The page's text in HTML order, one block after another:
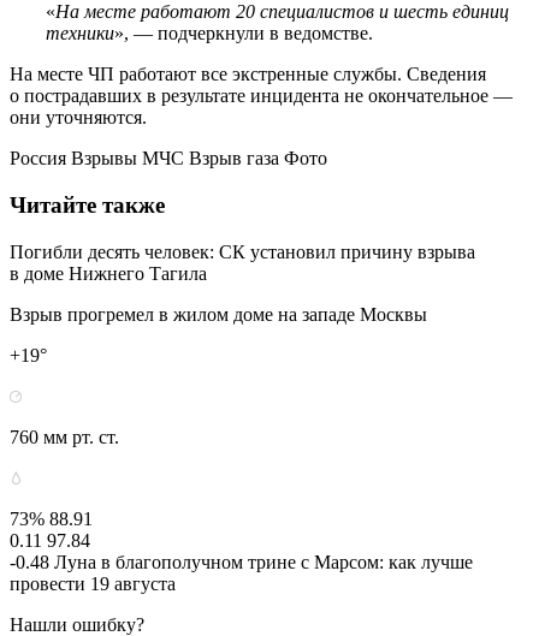
«На месте работают 20 специалистов и шесть единиц
техники», — подчеркнули в ведомстве.
На месте ЧП работают все экстренные службы. Сведения
о пострадавших в результате инцидента не окончательное —
они уточняются.
Россия Взрывы МЧС Взрыв газа Фото
Читайте также
Погибли десять человек: СК установил причину взрыва
в доме Нижнего Тагила
Взрыв прогремел в жилом доме на западе Москвы
+19°
760 мм рт. ст.
73% 88.91
0.11 97.84
-0.48 Луна в благополучном трине с Марсом: как лучше
провести 19 августа
Нашли ошибку?